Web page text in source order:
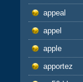
appeal
appel
apple
apportez